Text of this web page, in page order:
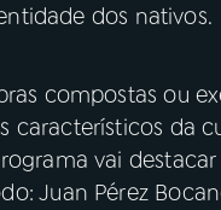
dos nativos.
compostas ou
característicos da
vai destacar
Juan Pérez